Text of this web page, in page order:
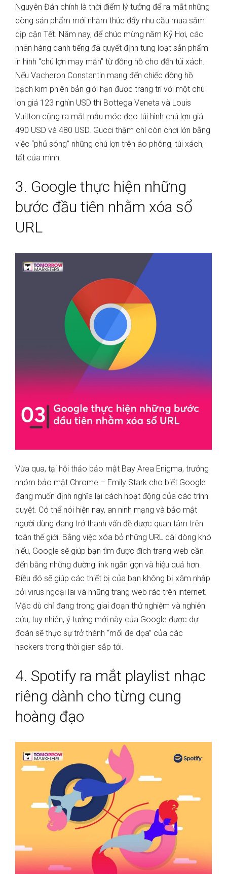
Nguyên Đán chính là thời điểm lý tưởng để ra mắt những
dòng sản phẩm mới nhằm thúc đẩy nhu cầu mua sắm
dịp cận Tết. Năm nay, để chúc mừng năm Kỷ Hợi, các
nhãn hàng danh tiếng đã quyết định tung loạt sản phẩm
in hình “chú lợn may mắn” từ đồng hồ cho đến túi xách.
Nếu Vacheron Constantin mang đến chiếc đồng hồ
bạch kim phiên bản giới hạn được trang trí với một chú
lợn giá 123 nghìn USD thì Bottega Veneta và Louis
Vuitton cũng ra mắt mẫu móc đeo túi hình chú lợn giá
490 USD và 480 USD. Gucci thậm chí còn chơi lớn bằng
việc “phủ sóng” những chú lợn trên áo phông, túi xách,
tất của mình.
3. Google thực hiện những
bước đầu tiên nhằm xóa sổ
URL
Vừa qua, tại hội thảo bảo mật Bay Area Enigma, trưởng
nhóm bảo mật Chrome – Emily Stark cho biết Google
đang muốn định nghĩa lại cách hoạt động của các trình
duyệt. Có thể nói hiện nay, an ninh mạng và bảo mật
người dùng đang trở thanh vấn đề được quan tâm trên
toàn thế giới. Bằng việc xóa bỏ những URL dài dòng khó
hiểu, Google sẽ giúp bạn tìm được đích trang web cần
đến bằng những đường link ngắn gọn và hiệu quả hơn.
Điều đó sẽ giúp các thiết bị của bạn không bị xâm nhập
bởi virus ngoại lai và những trang web rác trên internet.
Mặc dù chỉ đang trong giai đoạn thử nghiệm và nghiên
cứu, tuy nhiên, ý tưởng mới này của Google được dự
đoán sẽ thực sự trở thành “mối đe dọa” của các
hackers trong thời gian sắp tới.
4. Spotify ra mắt playlist nhạc
riêng dành cho từng cung
hoàng đạo